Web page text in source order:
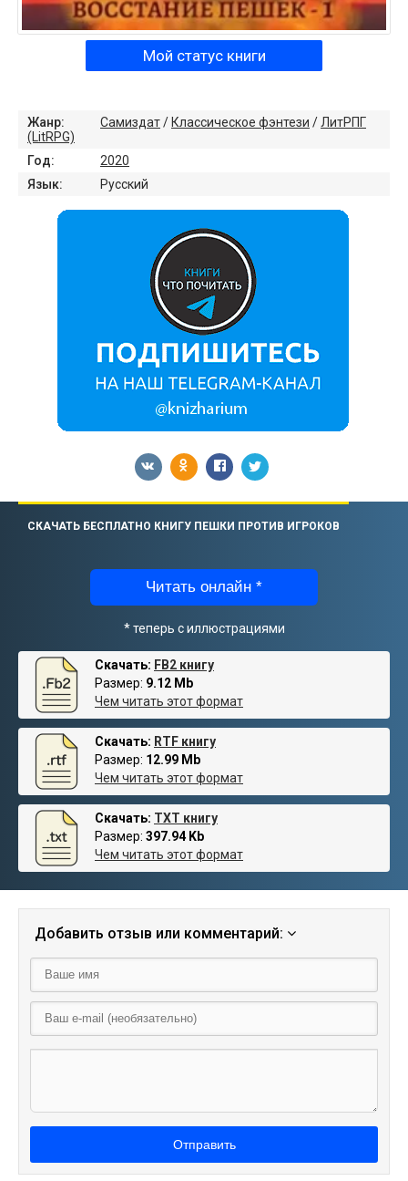
Мой статус книги
Жанр: Самиздат/ Классическое фэнтези / ЛитРПГ
(LitRPG)
Год:
2020
Язык:
Русский
СКАЧАТЬ БЕСПЛАТНО КНИГУ ПЕШКИ ПРОТИВ ИГРОКОВ
Читать онлайн *
* теперь с иллюстрациями
Скачать: FB2 книгу
Размер: 9.12 Mb
Чем читать этот формат
Скачать: RTF книгу
Размер: 12.99 Mb
Чем читать этот формат
Скачать: TXT книгу
Размер: 397.94 Kb
Чем читать этот формат
Добавить отзыв или комментарий:
Отправить